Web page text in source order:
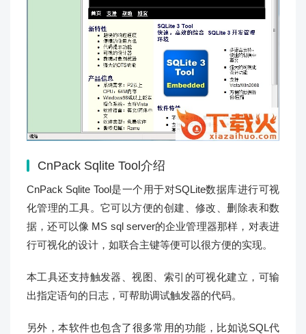
CnPack Sqlite Tool介绍
CnPack Sqlite Tool是一个用于对SQLite数据库进行可视
化管理的工具。它可以方便的创建、修改、删除表和数
据，还可以像 MS sql server的企业管理器那样，对表进
行可视化的设计，如联合主键等便可以很方便的实现。
本工具还支持触发器、视图、索引的可视化建立，可输
出指定语句的日志，可帮助调试触发器的代码。
另外，本软件也包含了很多常用的功能，比如说SQL代